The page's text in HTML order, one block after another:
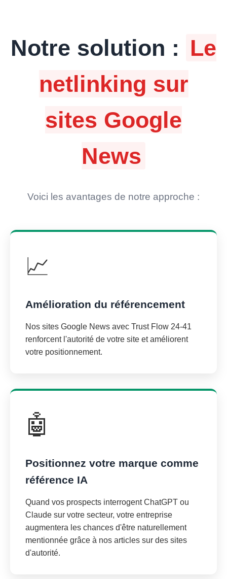
Notre solution : Le
netlinking sur
sites Google
News
Voici les avantages de notre approche :
📈
Amélioration du référencement
Nos sites Google News avec Trust Flow 24-41
renforcent l'autorité de votre site et améliorent
votre positionnement.
🤖
Positionnez votre marque comme
référence IA
Quand vos prospects interrogent ChatGPT ou
Claude sur votre secteur, votre entreprise
augmentera les chances d'être naturellement
mentionnée grâce à nos articles sur des sites
d'autorité.